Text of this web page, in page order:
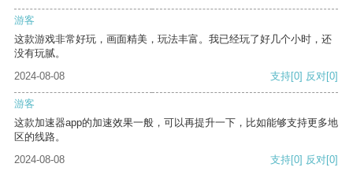
游客
这款游戏非常好玩，画面精美，玩法丰富。我已经玩了好几个小时，还
没有玩腻。
2024-08-08
支持[0] 反对[0]
游客
这款加速器app的加速效果一般，可以再提升一下，比如能够支持更多地
区的线路。
2024-08-08
支持[0] 反对[0]